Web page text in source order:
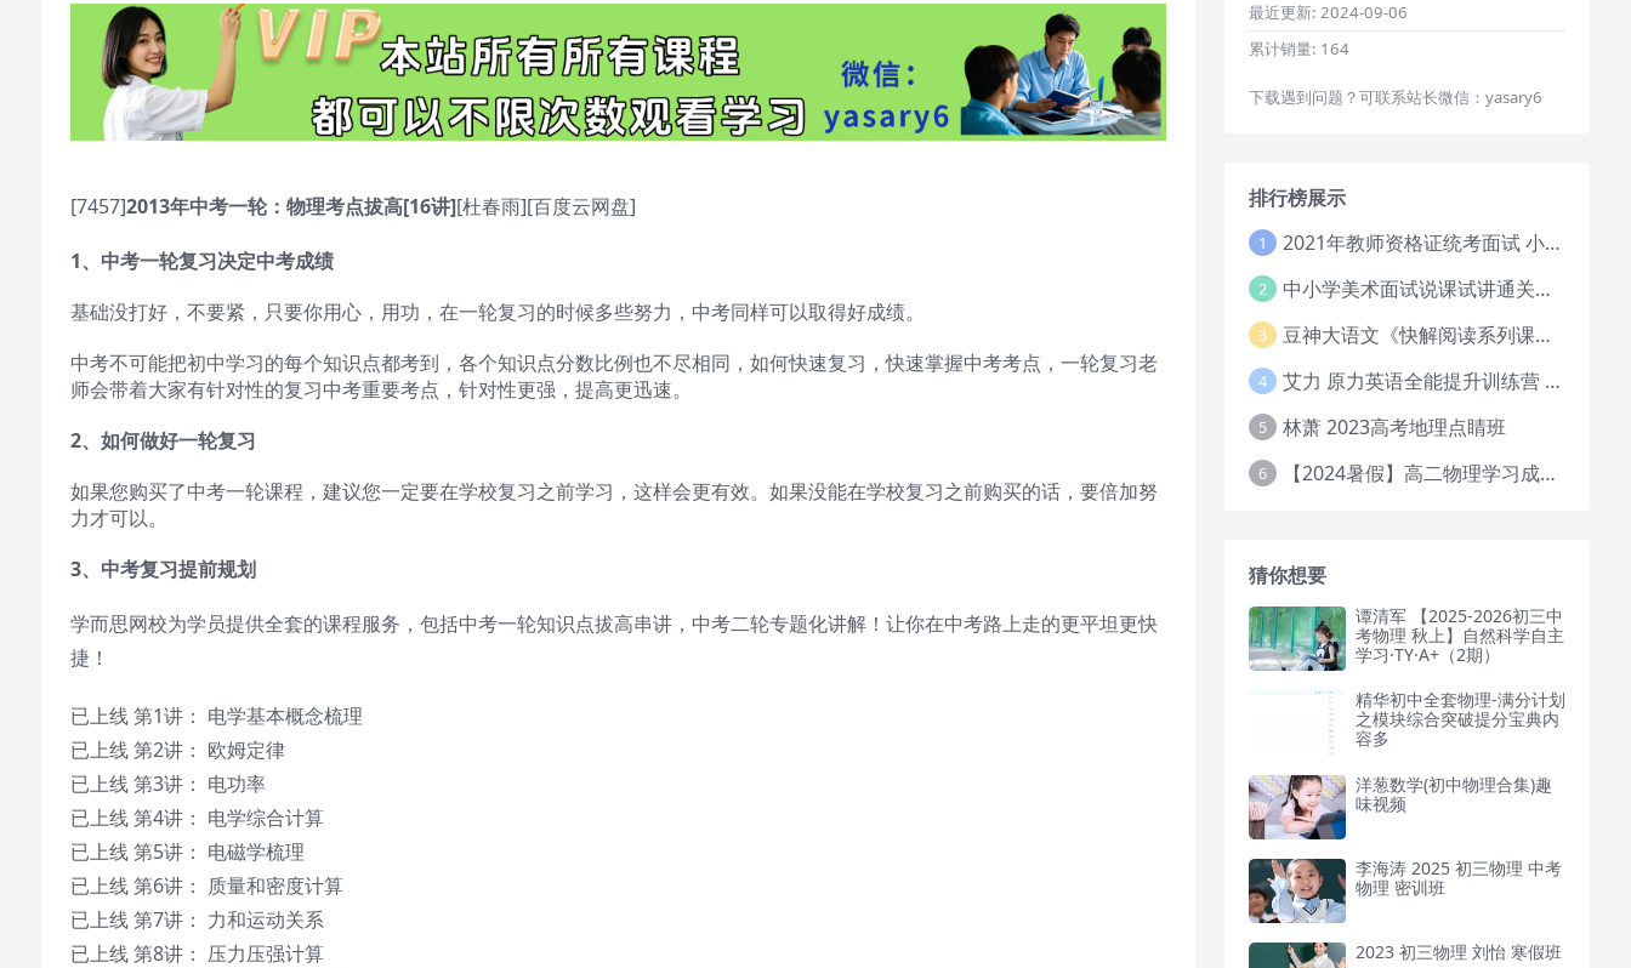
[7457]2013年中考一轮：物理考点拔高[16讲][杜春雨][百度云网盘]
1、中考一轮复习决定中考成绩
基础没打好，不要紧，只要你用心，用功，在一轮复习的时候多些努力，中考同样可以取得好成绩。
中考不可能把初中学习的每个知识点都考到，各个知识点分数比例也不尽相同，如何快速复习，快速掌握中考考点，一轮复习老
师会带着大家有针对性的复习中考重要考点，针对性更强，提高更迅速。
2、如何做好一轮复习
如果您购买了中考一轮课程，建议您一定要在学校复习之前学习，这样会更有效。如果没能在学校复习之前购买的话，要倍加努
力才可以。
3、中考复习提前规划
学而思网校为学员提供全套的课程服务，包括中考一轮知识点拔高串讲，中考二轮专题化讲解！让你在中考路上走的更平坦更快
捷！
已上线 第1讲： 电学基本概念梳理
已上线 第2讲： 欧姆定律
已上线 第3讲： 电功率
已上线 第4讲： 电学综合计算
已上线 第5讲： 电磁学梳理
已上线 第6讲： 质量和密度计算
已上线 第7讲： 力和运动关系
已上线 第8讲： 压力压强计算
最近更新: 2024-09-06
累计销量: 164
下载遇到问题？可联系站长微信：yasary6
排行榜展示
1 2021年教师资格证统考面试 小学教资资料试讲+答辩
2 中小学美术面试说课试讲通关班14讲（辅助资料第一套）
3 豆神大语文《快解阅读系列课教程完整》
4 艾力 原力英语全能提升训练营 151G网课大合集
5 林萧 2023高考地理点睛班
6 【2024暑假】高二物理学习成长与规划系统1期
猜你想要
谭清军 【2025-2026初三中
考物理 秋上】自然科学自主
学习·TY·A+（2期）
精华初中全套物理-满分计划
之模块综合突破提分宝典内
容多
洋葱数学(初中物理合集)趣
味视频
李海涛 2025 初三物理 中考
物理 密训班
2023 初三物理 刘怡 寒假班